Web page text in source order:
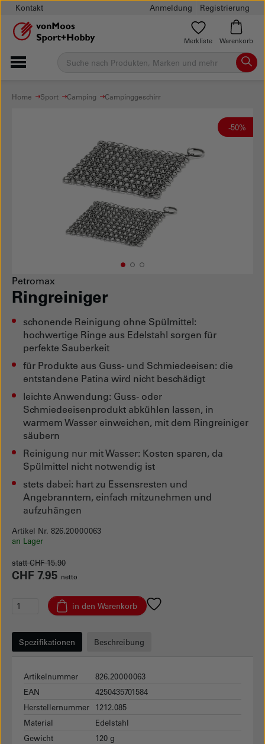
Kontakt Anmeldung Registrierung
Merkliste Warenkorb
Home Sport Camping Campinggeschirr
-50%
1Current Item
2 3
Petromax
Ringreiniger
schonende Reinigung ohne Spülmittel:
hochwertige Ringe aus Edelstahl sorgen für
perfekte Sauberkeit
für Produkte aus Guss- und Schmiedeeisen: die
entstandene Patina wird nicht beschädigt
leichte Anwendung: Guss- oder
Schmiedeeisenprodukt abkühlen lassen, in
warmem Wasser einweichen, mit dem Ringreiniger
säubern
Reinigung nur mit Wasser: Kosten sparen, da
Spülmittel nicht notwendig ist
stets dabei: hart zu Essensresten und
Angebranntem, einfach mitzunehmen und
aufzuhängen
Artikel Nr. 826.20000063
an Lager
statt CHF 15.90
CHF 7.95 netto
in den Warenkorb
Spezifikationen Beschreibung
Artikelnummer
826.20000063
EAN
4250435701584
Herstellernummer
1212.085
Material
Edelstahl
Gewicht
120 g